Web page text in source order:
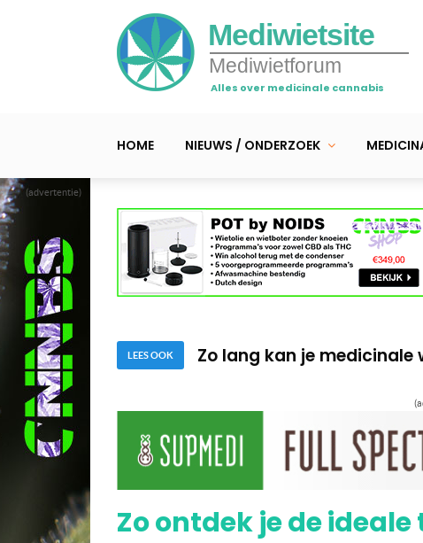
(advertentie)
Mediwietsite
Mediwietforum
Alles over medicinale cannabis
HOME NIEUWS / ONDERZOEK
LEES OOK
6 voordelen van
Video – Arts
6 voordelen van
Video – Arts
Zo ontdek je de